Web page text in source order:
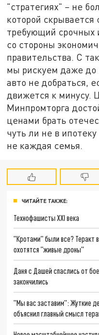
"стратегиях" – не
которой скрывается
требующий срочных
со стороны
правительства. С
мы рискуем даже до
авто не добраться,
движется к минусу.
Минпромторга
ценами брать
чуть ли не в
не каждая семья.
ЧИТАЙТЕ ТАКЖЕ:
Технофашисты XXI века
"Кротами" были все? Теракт
охотятся "живые дроны"
Даня с Дашей спаслись от
закончились
"Мы вас заставим": Жуткие
объяснил главный смысл